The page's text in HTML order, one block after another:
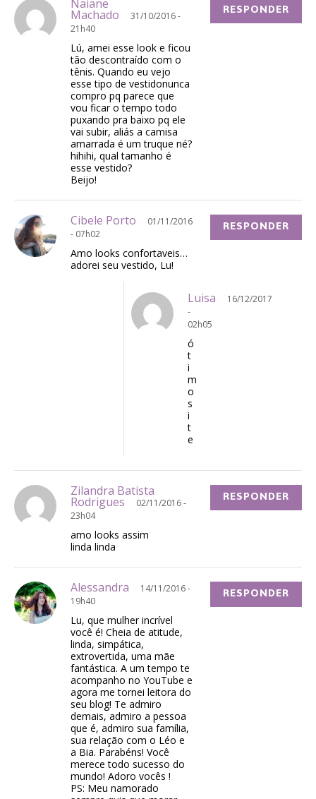
Naiane
Machado
31/10/2016 -
21h40
Lú, amei esse look e ficou
tão descontraído com o
tênis. Quando eu vejo
esse tipo de vestidonunca
compro pq parece que
vou ficar o tempo todo
puxando pra baixo pq ele
vai subir, aliás a camisa
amarrada é um truque né?
hihihi, qual tamanho é
esse vestido?
Beijo!
RESPONDER
Cibele Porto
01/11/2016
- 07h02
Amo looks confortaveis…
adorei seu vestido, Lu!
RESPONDER
Luisa
16/12/2017
-
02h05
ó
t
i
m
o
s
i
t
e
Zilandra Batista
Rodrigues
02/11/2016 -
23h04
amo looks assim
linda linda
RESPONDER
Alessandra
14/11/2016 -
19h40
Lu, que mulher incrível
você é! Cheia de atitude,
linda, simpática,
extrovertida, uma mãe
fantástica. A um tempo te
acompanho no YouTube e
agora me tornei leitora do
seu blog! Te admiro
demais, admiro a pessoa
que é, admiro sua família,
sua relação com o Léo e
a Bia. Parabéns! Você
merece todo sucesso do
mundo! Adoro vocês !
PS: Meu namorado
RESPONDER